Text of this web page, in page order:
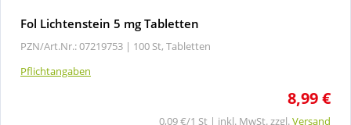
Fol Lichtenstein 5 mg Tabletten
PZN/Art.Nr.: 07219753 | 100 St, Tabletten
Pflichtangaben
8,99 €
0,09 €/1 St | inkl. MwSt. zzgl.Versand